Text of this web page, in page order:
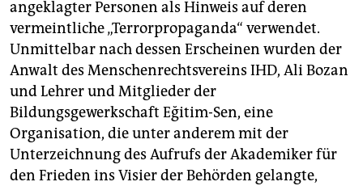
angeklagter Personen als Hinweis auf deren
vermeintliche „Terrorpropaganda“ verwendet.
Unmittelbar nach dessen Erscheinen wurden der
Anwalt des Menschenrechtsvereins IHD, Ali Bozan
und Lehrer und Mitglieder der
Bildungsgewerkschaft Eğitim-Sen, eine
Organisation, die unter anderem mit der
Unterzeichnung des Aufrufs der Akademiker für
den Frieden ins Visier der Behörden gelangte,